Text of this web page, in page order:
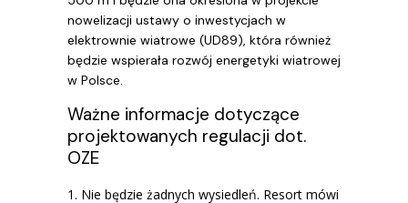
nowelizacji ustawy o inwestycjach w
elektrownie wiatrowe (UD89), która również
będzie wspierała rozwój energetyki wiatrowej
w Polsce.
Ważne informacje dotyczące
projektowanych regulacji dot.
OZE
Nie będzie żadnych wysiedleń. Resort mówi